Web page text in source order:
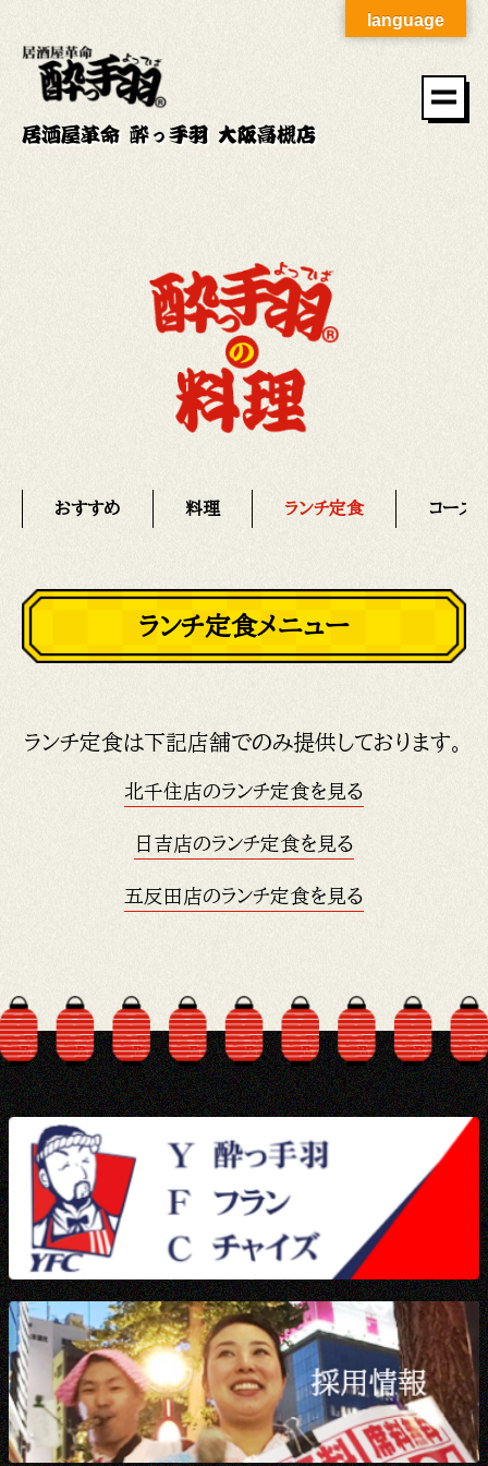
居酒屋革命 酔っ手羽 大阪高槻店
おすすめ 料理 ランチ定食 コース
ランチ定食メニュー
ランチ定食は下記店舗でのみ提供しております。
北千住店のランチ定食を見る
日吉店のランチ定食を見る
五反田店のランチ定食を見る
language